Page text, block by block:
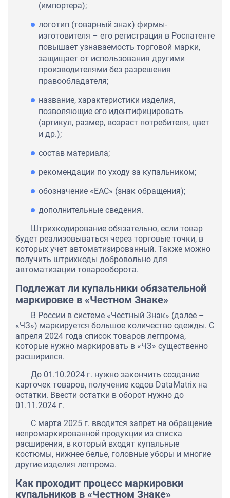
(импортера);
логотип (товарный знак) фирмы-
изготовителя – его регистрация в Роспатенте
повышает узнаваемость торговой марки,
защищает от использования другими
производителями без разрешения
правообладателя;
название, характеристики изделия,
позволяющие его идентифицировать
(артикул, размер, возраст потребителя, цвет
и др.);
состав материала;
рекомендации по уходу за купальником;
обозначение «ЕАС» (знак обращения);
дополнительные сведения.
Штрихкодирование обязательно, если товар
будет реализовываться через торговые точки, в
которых учет автоматизированный. Также можно
получить штрихкоды добровольно для
автоматизации товарооборота.
Подлежат ли купальники обязательной
маркировке в «Честном Знаке»
В России в системе «Честный Знак» (далее –
«ЧЗ») маркируется большое количество одежды. С
апреля 2024 года список товаров легпрома,
которые нужно маркировать в «ЧЗ» существенно
расширился.
До 01.10.2024 г. нужно закончить создание
карточек товаров, получение кодов DataMatrix на
остатки. Ввести остатки в оборот нужно до
01.11.2024 г.
С марта 2025 г. вводится запрет на обращение
непромаркированной продукции из списка
расширения, в который входят купальные
костюмы, нижнее белье, головные уборы и многие
другие изделия легпрома.
Как проходит процесс маркировки
купальников в «Честном Знаке»